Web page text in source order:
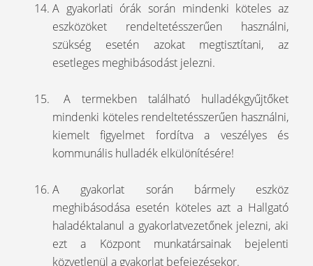
A gyakorlati órák során mindenki köteles az
eszközöket rendeltetésszerűen használni,
szükség esetén azokat megtisztítani, az
esetleges meghibásodást jelezni.
A termekben található hulladékgyűjtőket
mindenki köteles rendeltetésszerűen használni,
kiemelt figyelmet fordítva a veszélyes és
kommunális hulladék elkülönítésére!
A gyakorlat során bármely eszköz
meghibásodása esetén köteles azt a Hallgató
haladéktalanul a gyakorlatvezetőnek jelezni, aki
ezt a Központ munkatársainak bejelenti
közvetlenül a gyakorlat befejezésekor.